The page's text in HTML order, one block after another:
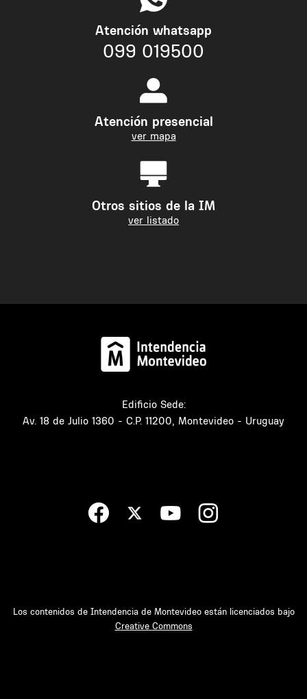
Atención whatsapp
099 019500
Atención presencial
ver mapa
Otros sitios de la IM
ver listado
Edificio Sede:
Av. 18 de Julio 1360 - C.P. 11200, Montevideo - Uruguay
Los contenidos de Intendencia de Montevideo están licenciados bajo
Creative Commons